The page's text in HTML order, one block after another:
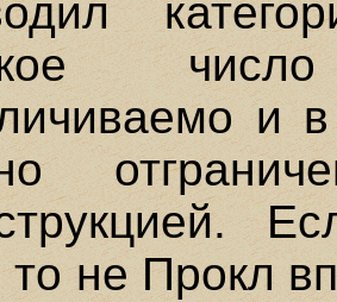
и
то не Прокл